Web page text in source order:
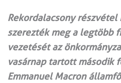
Rekordalacsony
szerezték meg a legtöbb
vezetését az
vasárnap tartott második
Emmanuel Macron